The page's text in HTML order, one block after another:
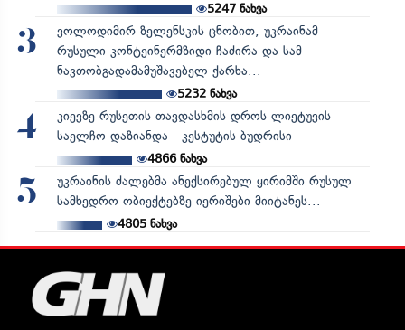
5247ნახვა
3
ვოლოდიმირ ზელენსკის ცნობით, უკრაინამ
რუსული კონტეინერმზიდი ჩაძირა და სამ
ნავთობგადამამუშავებელ ქარხა...
5232ნახვა
4
კიევზე რუსეთის თავდასხმის დროს ლიეტუვის
საელჩო დაზიანდა - კესტუტის ბუდრისი
4866ნახვა
5
უკრაინის ძალებმა ანექსირებულ ყირიმში რუსულ
სამხედრო ობიექტებზე იერიშები მიიტანეს...
4805ნახვა